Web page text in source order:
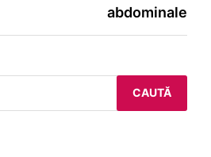
abdominale